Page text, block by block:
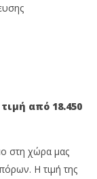
από 18.450
στη χώρα μας
Η τιμή της